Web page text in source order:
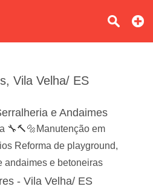
Vila Velha/ ES
e Andaimes
🔧🔨🔩Manutenção em
Reforma de playground,
andaimes e betoneiras
- Vila Velha/ ES